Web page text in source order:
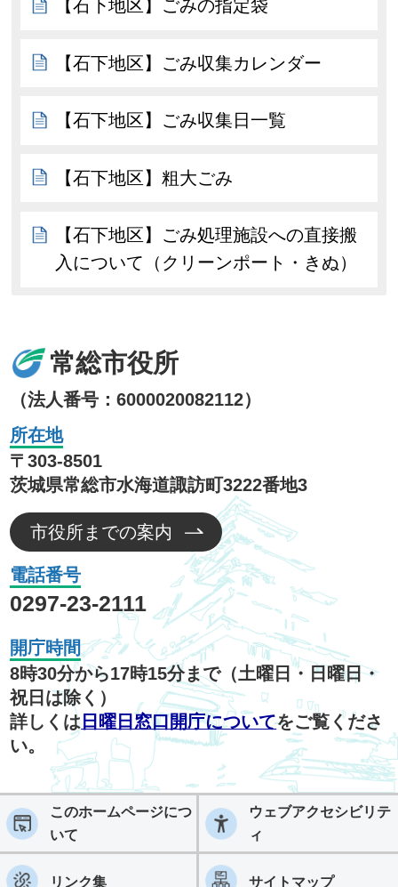
【石下地区】ごみの指定袋
【石下地区】ごみ収集カレンダー
【石下地区】ごみ収集日一覧
【石下地区】粗大ごみ
【石下地区】ごみ処理施設への直接搬
入について（クリーンポート・きぬ）
常総市役所
（法人番号：6000020082112）
所在地
〒303-8501
茨城県常総市水海道諏訪町3222番地3
市役所までの案内
電話番号
0297-23-2111
開庁時間
8時30分から17時15分まで（土曜日・日曜日・
祝日は除く）
詳しくは 日曜日窓口開庁についてをご覧くださ
い。
このホームページにつ
いて
ウェブアクセシビリテ
ィ
リンク集 サイトマップ